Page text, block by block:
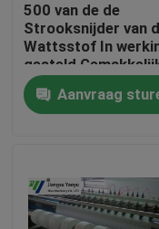
Huis
Ongeveer ons
500 van de de
Strooksnijder van
Wattsstof In
gesteld
van de de Machine
Regelbare Scherpe
Snelheid
Aanvraag